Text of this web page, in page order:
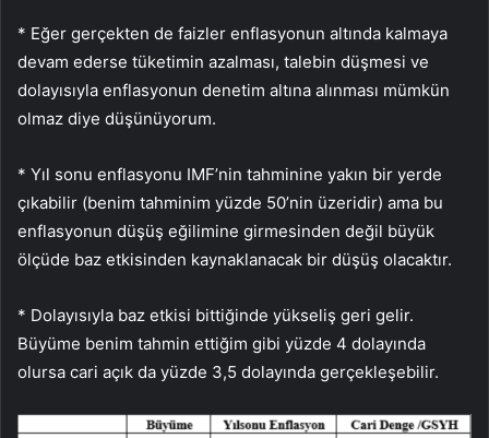
* Eğer gerçekten de faizler enflasyonun altında kalmaya
devam ederse tüketimin azalması, talebin düşmesi ve
dolayısıyla enflasyonun denetim altına alınması mümkün
olmaz diye düşünüyorum.
* Yıl sonu enflasyonu IMF’nin tahminine yakın bir yerde
çıkabilir (benim tahminim yüzde 50’nin üzeridir) ama bu
enflasyonun düşüş eğilimine girmesinden değil büyük
ölçüde baz etkisinden kaynaklanacak bir düşüş olacaktır.
* Dolayısıyla baz etkisi bittiğinde yükseliş geri gelir.
Büyüme benim tahmin ettiğim gibi yüzde 4 dolayında
olursa cari açık da yüzde 3,5 dolayında gerçekleşebilir.